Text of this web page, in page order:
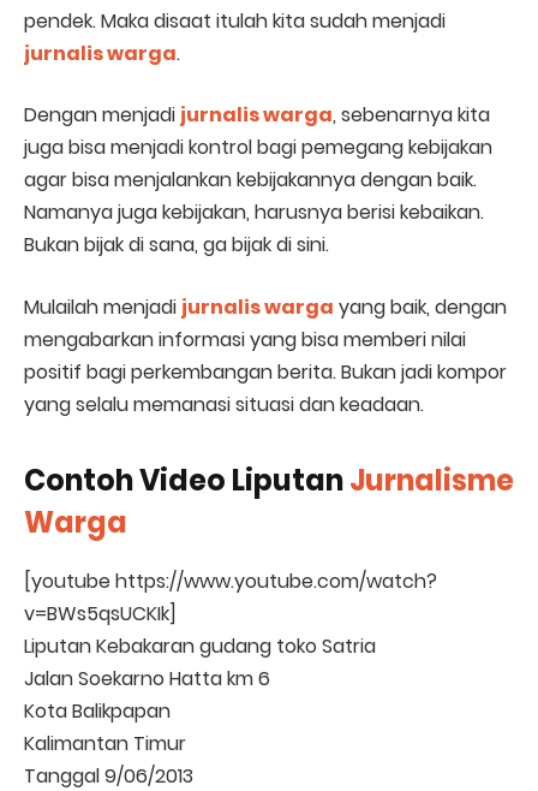
pendek. Maka disaat itulah kita sudah menjadi
jurnalis warga.
Dengan menjadi jurnalis warga, sebenarnya kita
juga bisa menjadi kontrol bagi pemegang kebijakan
agar bisa menjalankan kebijakannya dengan baik.
Namanya juga kebijakan, harusnya berisi kebaikan.
Bukan bijak di sana, ga bijak di sini.
Mulailah menjadi jurnalis warga yang baik, dengan
mengabarkan informasi yang bisa memberi nilai
positif bagi perkembangan berita. Bukan jadi kompor
yang selalu memanasi situasi dan keadaan.
Contoh Video LiputanJurnalisme
Warga
[youtube https://www.youtube.com/watch?
v=BWs5qsUCKIk]
Liputan Kebakaran gudang toko Satria
Jalan Soekarno Hatta km 6
Kota Balikpapan
Kalimantan Timur
Tanggal 9/06/2013